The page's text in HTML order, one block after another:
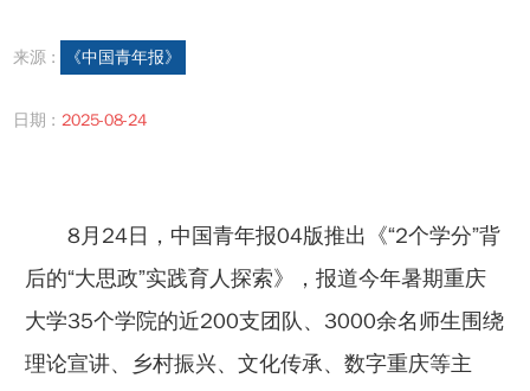
来源 : 《中国青年报》
日期 : 2025-08-24
8月24日，中国青年报04版推出《“2个学分”背
后的“大思政”实践育人探索》，报道今年暑期重庆
大学35个学院的近200支团队、3000余名师生围绕
理论宣讲、乡村振兴、文化传承、数字重庆等主